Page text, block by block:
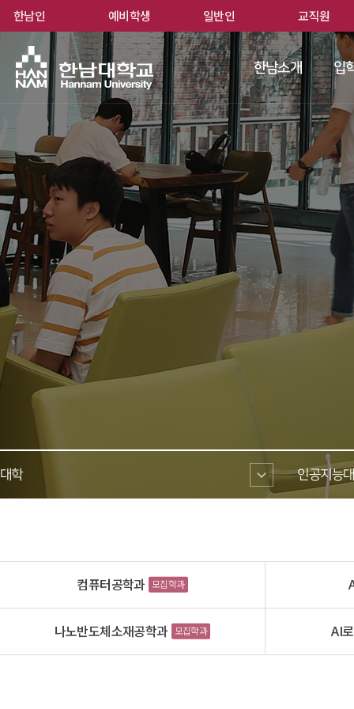
한
한남소개 입
대학 인공지능
컴퓨터공학과 모집학과
나노반도체소재공학과 모집학과 AI
한남인 예비학생 일반인 교직원